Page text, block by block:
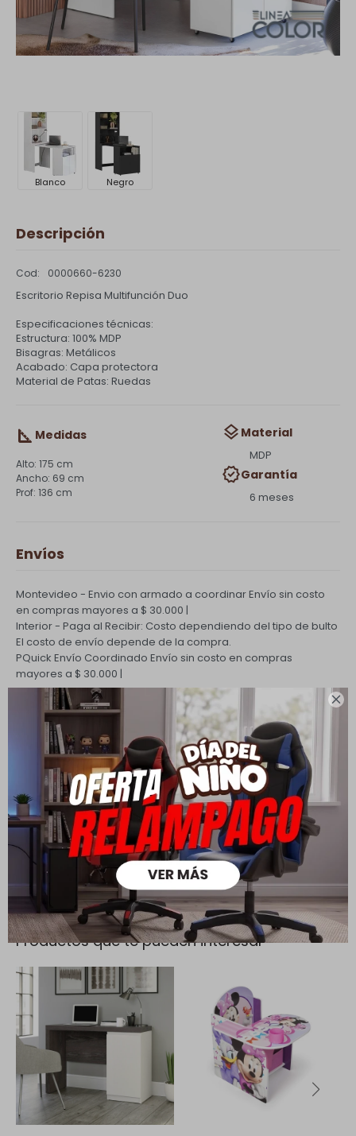

Blanco Negro
Descripción
0000660-6230
Escritorio Repisa Multifunción Duo
Especificaciones técnicas:
Estructura: 100% MDP
Bisagras: Metálicos
Acabado: Capa protectora
Material de Patas: Ruedas
Medidas
175 cm
69 cm
136 cm
Material
MDP
Garantía
6 meses
Envíos
Montevideo - Envio con armado a coordinarEnvío sin costo
en compras mayores a $ 30.000 |
Interior - Paga al Recibir: Costo dependiendo del tipo de bulto
El costo de envío depende de la compra.
PQuick Envío Coordinado Envío sin costo en compras
mayores a $ 30.000 |
Cambios y Devoluciones
Todas las compras realizadas tienen un plazo de 5 días para
su cambio.
Ver mas
Medios de pago
Productos que te pueden interesar